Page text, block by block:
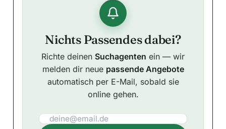
Nichts Passendes dabei?
Richte deinen Suchagenten ein — wir
melden dir neue passende Angebote
automatisch per E-Mail, sobald sie
online gehen.